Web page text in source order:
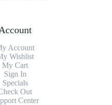
Account
Account
Wishlist
My Cart
Sign In
Specials
Out
Center